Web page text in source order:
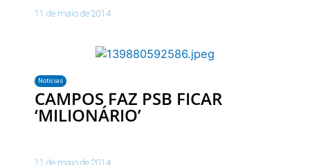
11 de maio de 2014
Notícias
CAMPOS FAZ PSB FICAR
11 de maio de 2014